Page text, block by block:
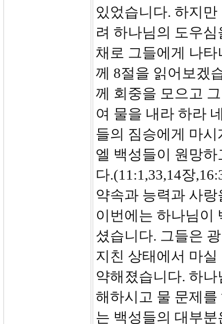
있었습니다. 하지
려 하나님의 도우
채로 그들에게 나
께 8절을 읽어보겠
께 회중을 모으고
여 물을 내라 하라
들의 짐승에게 마
엘 백성들이 원망
다.(11:1,33,14장
약속과 능력과 사
이번에는 하나님이
셨습니다. 그들은
지친 상태에서 마
약해졌습니다. 하
해하시고 물 문제
는 백성들의 대부